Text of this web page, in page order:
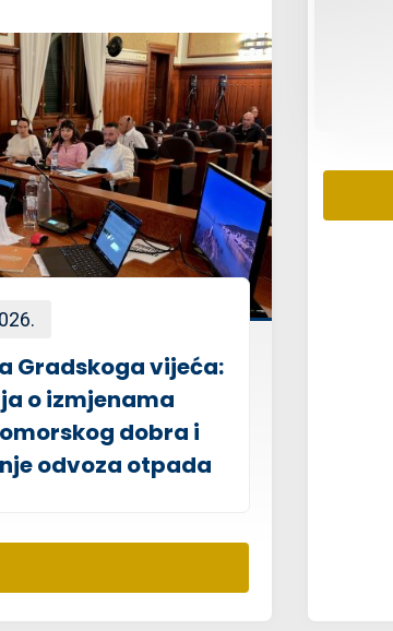
Gradskoga vijeća:
o izmjenama
dobra i
odvoza otpada